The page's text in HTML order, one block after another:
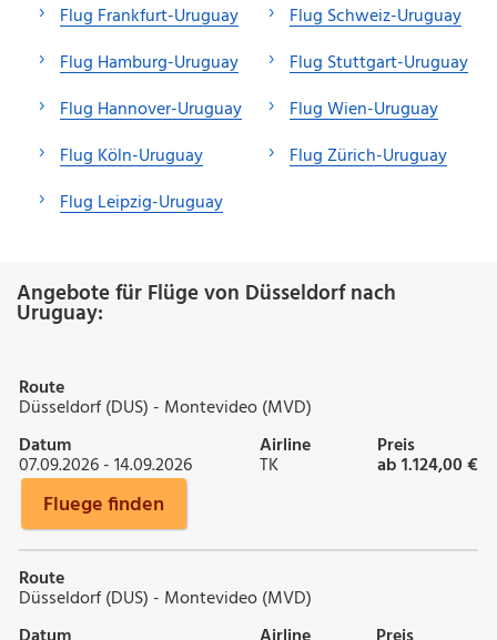
Flug Frankfurt-Uruguay
Flug Hamburg-Uruguay
Flug Hannover-Uruguay
Flug Köln-Uruguay
Flug Leipzig-Uruguay
Flug Schweiz-Uruguay
Flug Stuttgart-Uruguay
Flug Wien-Uruguay
Flug Zürich-Uruguay
Angebote für Flüge von Düsseldorf nach
Uruguay:
Route
Düsseldorf (DUS) - Montevideo (MVD)
Datum
07.09.2026 - 14.09.2026
Airline
TK
Preis
ab 1.124,00 €
Fluege finden
Route
Düsseldorf (DUS) - Montevideo (MVD)